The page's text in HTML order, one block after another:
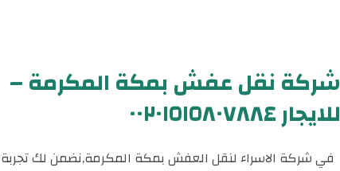
شركة نقل عفش بمكة المكرمة –
للايجار ٠٠٢٠١٥١٥٨٠٧٨٨٤
في شركة الاسراء لنقل العفش بمكة المكرمة,نضمن لك تجربة